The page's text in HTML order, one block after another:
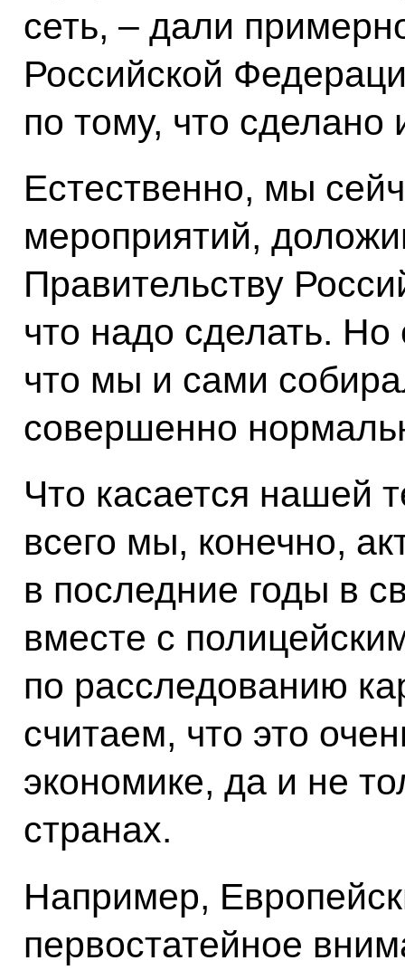
сеть, – дали
Российской
по тому, что сделано
Естественно, мы
мероприятий,
Правительству
что надо сделать. Но
что мы и сами
совершенно
Что касается нашей
всего мы, конечно,
в последние годы в
вместе с
по расследованию
считаем, что это
экономике, да и не
странах.
Например,
первостатейное